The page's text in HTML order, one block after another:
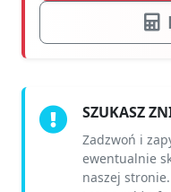
SZUKASZ
Zadzwoń i
ewentualnie
naszej stronie.